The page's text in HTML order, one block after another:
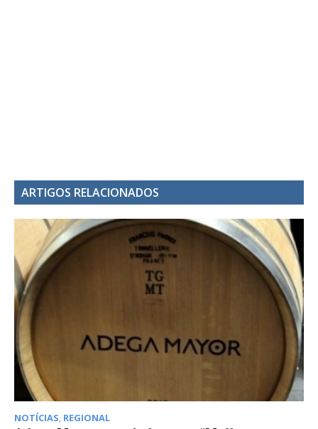
ARTIGOS RELACIONADOS
NOTÍCIAS, REGIONAL